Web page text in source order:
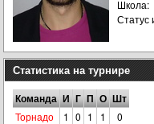
Школа:
Статус
Статистика на турнире
Команда И Г П О Шт
Торнадо 1 0 1 1 0